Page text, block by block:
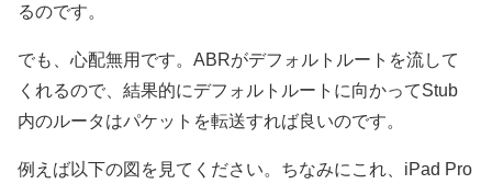
るのです。
でも、心配無用です。ABRがデフォルトルートを流して
くれるので、結果的にデフォルトルートに向かってStub
内のルータはパケットを転送すれば良いのです。
例えば以下の図を見てください。ちなみにこれ、iPad Pro